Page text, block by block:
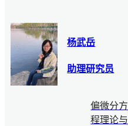
杨武岳
助理研究员
偏微分方
程理论与